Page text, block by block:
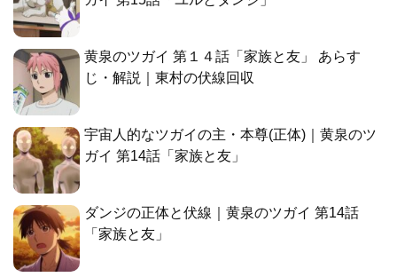
黄泉のツガイ 第１４話「家族と友」 あらす
じ・解説｜東村の伏線回収
宇宙人的なツガイの主・本尊(正体)｜黄泉のツ
ガイ 第14話「家族と友」
ダンジの正体と伏線｜黄泉のツガイ 第14話
「家族と友」